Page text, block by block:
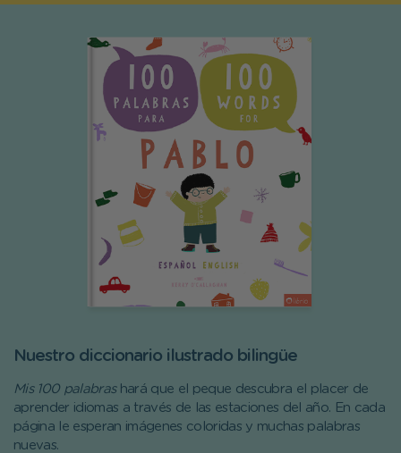
Nuestro diccionario ilustrado bilingüe
Mis 100 palabrashará que el peque descubra el placer de
aprender idiomas a través de las estaciones del año. En cada
página le esperan imágenes coloridas y muchas palabras
nuevas.